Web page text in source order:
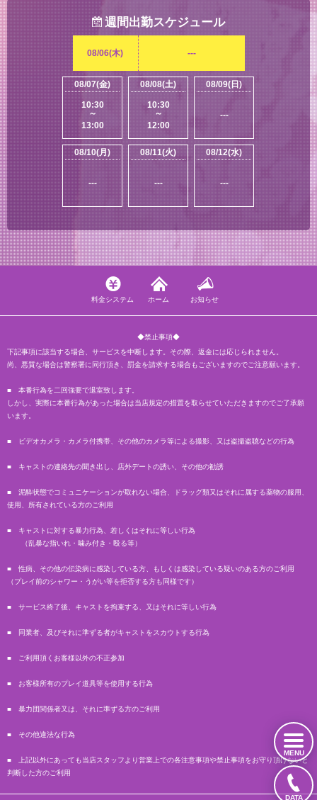
MENU
DATA
週間出勤スケジュール
08/06(木) ---
08/07(金)
10:30
～
13:00
08/08(土)
10:30
～
12:00
08/09(日)
---
08/10(月)
---
08/11(火)
---
08/12(水)
---
料金システム ホーム お知らせ
◆禁止事項◆
下記事項に該当する場合、サービスを中断します。その際、返金には応じられません。
尚、悪質な場合は警察署に同行頂き、罰金を請求する場合もございますのでご注意願います。
■ 本番行為を二回強要で退室致します。
しかし、実際に本番行為があった場合は当店規定の措置を取らせていただきますのでご了承願
います。
■ ビデオカメラ・カメラ付携帯、その他のカメラ等による撮影、又は盗撮盗聴などの行為
■ キャストの連絡先の聞き出し、店外デートの誘い、その他の勧誘
■ 泥酔状態でコミュニケーションが取れない場合、ドラッグ類又はそれに属する薬物の服用、
使用、所有されている方のご利用
■ キャストに対する暴力行為、若しくはそれに等しい行為
（乱暴な指いれ・噛み付き・殴る等）
■ 性病、その他の伝染病に感染している方、もしくは感染している疑いのある方のご利用
（プレイ前のシャワー・うがい等を拒否する方も同様です）
■ サービス終了後、キャストを拘束する、又はそれに等しい行為
■ 同業者、及びそれに準ずる者がキャストをスカウトする行為
■ ご利用頂くお客様以外の不正参加
■ お客様所有のプレイ道具等を使用する行為
■ 暴力団関係者又は、それに準ずる方のご利用
■ その他違法な行為
■ 上記以外にあっても当店スタッフより営業上での各注意事項や禁止事項をお守り頂けないと
判断した方のご利用